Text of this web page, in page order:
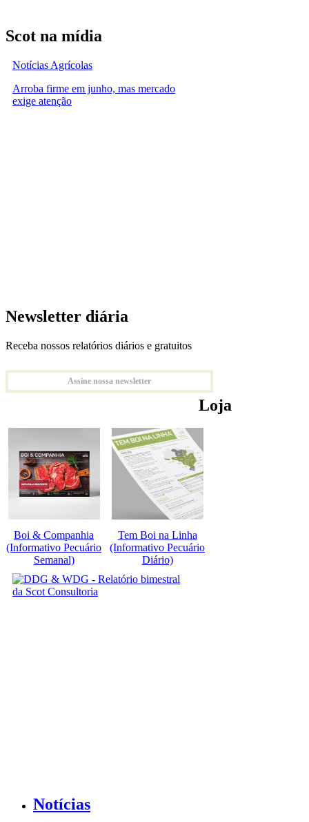
Scot na mídia
Notícias Agrícolas
Arroba firme em junho, mas mercado
exige atenção
Newsletter diária
Receba nossos relatórios diários e gratuitos
Assine nossa newsletter
Loja
Boi & Companhia
(Informativo Pecuário
Semanal)
Tem Boi na Linha
(Informativo Pecuário
Diário)
Notícias